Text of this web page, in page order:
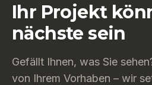
Ihr Projekt
nächste sein
Gefällt Ihnen, was Sie
von Ihrem Vorhaben – wir